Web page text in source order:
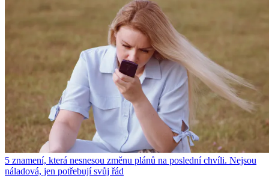
5 znamení, která nesnesou změnu plánů na poslední chvíli. Nejsou
náladová, jen potřebují svůj řád